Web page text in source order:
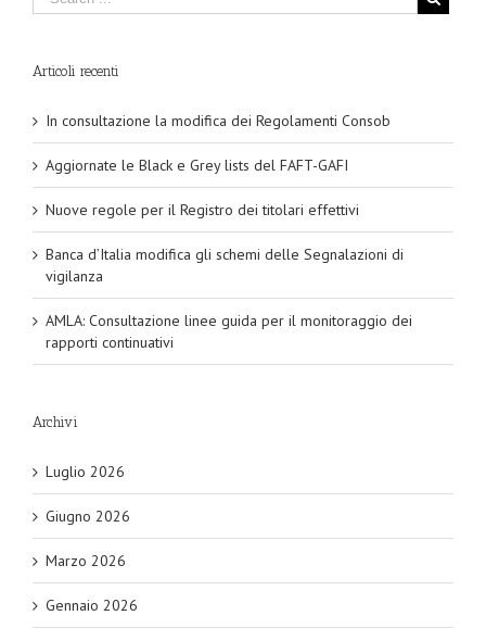
Articoli recenti
In consultazione la modifica dei Regolamenti Consob
Aggiornate le Black e Grey lists del FAFT-GAFI
Nuove regole per il Registro dei titolari effettivi
Banca d’Italia modifica gli schemi delle Segnalazioni di
vigilanza
AMLA: Consultazione linee guida per il monitoraggio dei
rapporti continuativi
Archivi
Luglio 2026
Giugno 2026
Marzo 2026
Gennaio 2026